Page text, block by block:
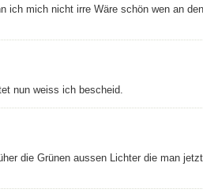
ich mich nicht irre Wäre schön wen an den
nun weiss ich bescheid.
die Grünen aussen Lichter die man